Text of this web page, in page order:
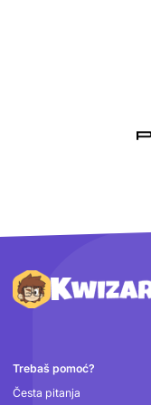
Podnožje
Trebaš pomoć?
Česta pitanja